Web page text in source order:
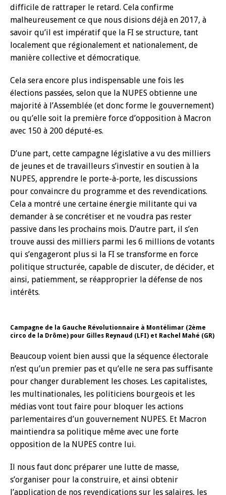
difficile de rattraper le retard. Cela confirme
malheureusement ce que nous disions déjà en 2017, à
savoir qu’il est impératif que la FI se structure, tant
localement que régionalement et nationalement, de
manière collective et démocratique.
Cela sera encore plus indispensable une fois les
élections passées, selon que la NUPES obtienne une
majorité à l’Assemblée (et donc forme le gouvernement)
ou qu’elle soit la première force d’opposition à Macron
avec 150 à 200 député-es.
D’une part, cette campagne législative a vu des milliers
de jeunes et de travailleurs s’investir en soutien à la
NUPES, apprendre le porte-à-porte, les discussions
pour convaincre du programme et des revendications.
Cela a montré une certaine énergie militante qui va
demander à se concrétiser et ne voudra pas rester
passive dans les prochains mois. D’autre part, il s’en
trouve aussi des milliers parmi les 6 millions de votants
qui s’engageront plus si la FI se transforme en force
politique structurée, capable de discuter, de décider, et
ainsi, patiemment, se réapproprier la défense de nos
intérêts.
Campagne de la Gauche Révolutionnaire à Montélimar (2ème
circo de la Drôme) pour Gilles Reynaud (LFI) et Rachel Mahé (GR)
Beaucoup voient bien aussi que la séquence électorale
n’est qu’un premier pas et qu’elle ne sera pas suffisante
pour changer durablement les choses. Les capitalistes,
les multinationales, les politiciens bourgeois et les
médias vont tout faire pour bloquer les actions
parlementaires d’un gouvernement NUPES. Et Macron
maintiendra sa politique même avec une forte
opposition de la NUPES contre lui.
Il nous faut donc préparer une lutte de masse,
s’organiser pour la construire, et ainsi obtenir
l’application de nos revendications sur les salaires, les